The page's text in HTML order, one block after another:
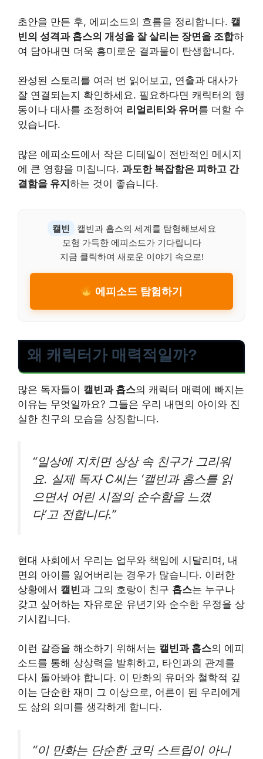
초안을 만든 후, 에피소드의 흐름을 정리합니다. 캘
빈의 성격과 홉스의 개성을 잘 살리는 장면을 조합하
여 담아내면 더욱 흥미로운 결과물이 탄생합니다.
완성된 스토리를 여러 번 읽어보고, 연출과 대사가
잘 연결되는지 확인하세요. 필요하다면 캐릭터의 행
동이나 대사를 조정하여 리얼리티와 유머 를 더할 수
있습니다.
많은 에피소드에서 작은 디테일이 전반적인 메시지
에 큰 영향을 미칩니다. 과도한 복잡함은 피하고 간
결함을 유지하는 것이 좋습니다.
캘빈
캘빈과 홉스의 세계를 탐험해보세요
모험 가득한 에피소드가 기다립니다
지금 클릭하여 새로운 이야기 속으로!
에피소드 탐험하기
왜 캐릭터가 매력적일까?
많은 독자들이 캘빈과 홉스의 캐릭터 매력에 빠지는
이유는 무엇일까요? 그들은 우리 내면의 아이와 진
실한 친구의 모습을 상징합니다.
“일상에 지치면 상상 속 친구가 그리워
요. 실제 독자 C씨는 ‘캘빈과 홉스를 읽
으면서 어린 시절의 순수함을 느꼈
다’고 전합니다.”
현대 사회에서 우리는 업무와 책임에 시달리며, 내
면의 아이를 잃어버리는 경우가 많습니다. 이러한
상황에서 캘빈과 그의 호랑이 친구 홉스는 누구나
갖고 싶어하는 자유로운 유년기와 순수한 우정을 상
기시킵니다.
이런 갈증을 해소하기 위해서는 캘빈과 홉스의 에피
소드를 통해 상상력을 발휘하고, 타인과의 관계를
다시 돌아봐야 합니다. 이 만화의 유머와 철학적 깊
이는 단순한 재미 그 이상으로, 어른이 된 우리에게
도 삶의 의미를 생각하게 합니다.
“이 만화는 단순한 코믹 스트립이 아니